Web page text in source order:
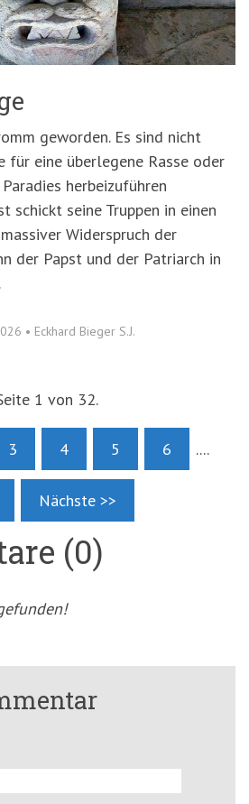
geworden. Es sind nicht
für eine überlegene Rasse oder
herbeizuführen
schickt seine Truppen in einen
Widerspruch der
der Papst und der Patriarch in
• Eckhard Bieger S.J.
1 von 32.
3 4 5 6 ....
Nächste >>
(0)